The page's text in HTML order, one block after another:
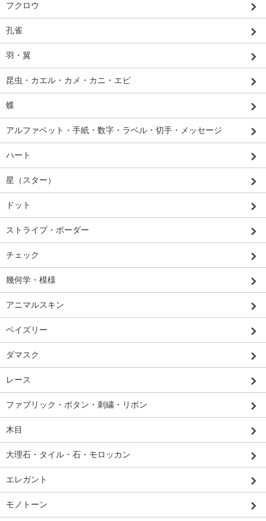
フクロウ
孔雀
羽・翼
昆虫・カエル・カメ・カニ・エビ
蝶
アルファベット・手紙・数字・ラベル・切手・メッセージ
ハート
星（スター）
ドット
ストライプ・ボーダー
チェック
幾何学・模様
アニマルスキン
ペイズリー
ダマスク
レース
ファブリック・ボタン・刺繍・リボン
木目
大理石・タイル・石・モロッカン
エレガント
モノトーン